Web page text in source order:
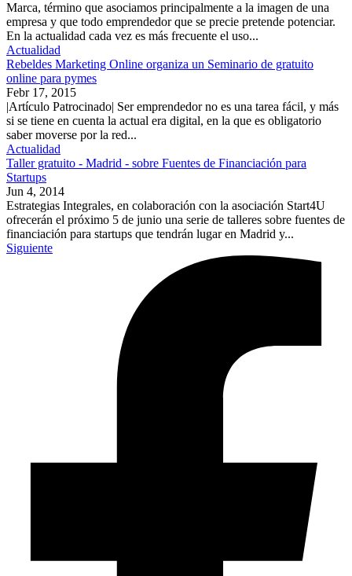
Marca, término que asociamos principalmente a la imagen de una
empresa y que todo emprendedor que se precie pretende potenciar.
En la actualidad cada vez es más frecuente el uso...
Actualidad
Rebeldes Marketing Online organiza un Seminario de gratuito
online para pymes
Febr 17, 2015
|Artículo Patrocinado| Ser emprendedor no es una tarea fácil, y más
si se tiene en cuenta la actual era digital, en la que es obligatorio
saber moverse por la red...
Actualidad
Taller gratuito - Madrid - sobre Fuentes de Financiación para
Startups
Jun 4, 2014
Estrategias Integrales, en colaboración con la asociación Start4U
ofrecerán el próximo 5 de junio una serie de talleres sobre fuentes de
financiación para startups que tendrán lugar en Madrid y...
Siguiente